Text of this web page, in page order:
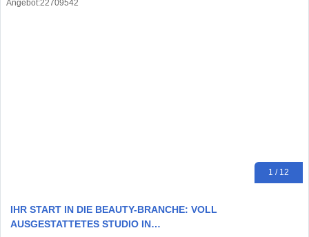
1 / 12
IHR START IN DIE BEAUTY-BRANCHE: VOLL
AUSGESTATTETES STUDIO IN…